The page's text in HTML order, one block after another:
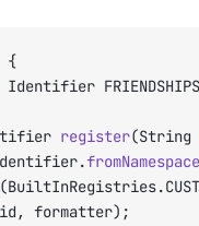
{
Identifier
register(String
formatter);